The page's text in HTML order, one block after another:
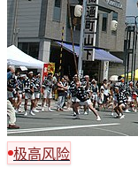
极高风险